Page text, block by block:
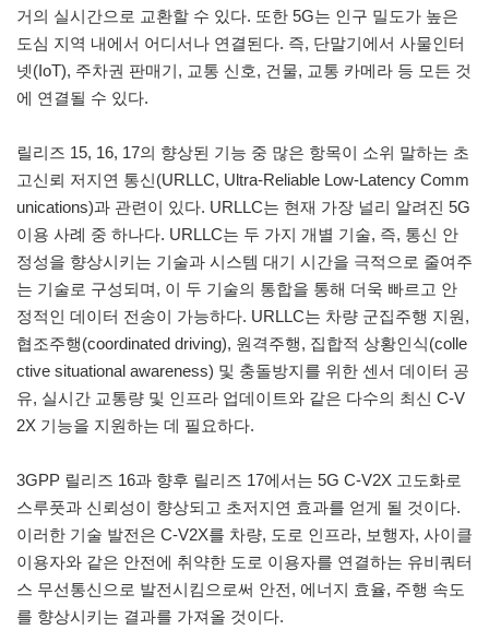
거의 실시간으로 교환할 수 있다. 또한 5G는 인구 밀도가 높은
도심 지역 내에서 어디서나 연결된다. 즉, 단말기에서 사물인터
넷(IoT), 주차권 판매기, 교통 신호, 건물, 교통 카메라 등 모든 것
에 연결될 수 있다.
릴리즈 15, 16, 17의 향상된 기능 중 많은 항목이 소위 말하는 초
고신뢰 저지연 통신(URLLC, Ultra-Reliable Low-Latency Comm
unications)과 관련이 있다. URLLC는 현재 가장 널리 알려진 5G
이용 사례 중 하나다. URLLC는 두 가지 개별 기술, 즉, 통신 안
정성을 향상시키는 기술과 시스템 대기 시간을 극적으로 줄여주
는 기술로 구성되며, 이 두 기술의 통합을 통해 더욱 빠르고 안
정적인 데이터 전송이 가능하다. URLLC는 차량 군집주행 지원,
협조주행(coordinated driving), 원격주행, 집합적 상황인식(colle
ctive situational awareness) 및 충돌방지를 위한 센서 데이터 공
유, 실시간 교통량 및 인프라 업데이트와 같은 다수의 최신 C-V
2X 기능을 지원하는 데 필요하다.
3GPP 릴리즈 16과 향후 릴리즈 17에서는 5G C-V2X 고도화로
스루풋과 신뢰성이 향상되고 초저지연 효과를 얻게 될 것이다.
이러한 기술 발전은 C-V2X를 차량, 도로 인프라, 보행자, 사이클
이용자와 같은 안전에 취약한 도로 이용자를 연결하는 유비쿼터
스 무선통신으로 발전시킴으로써 안전, 에너지 효율, 주행 속도
를 향상시키는 결과를 가져올 것이다.